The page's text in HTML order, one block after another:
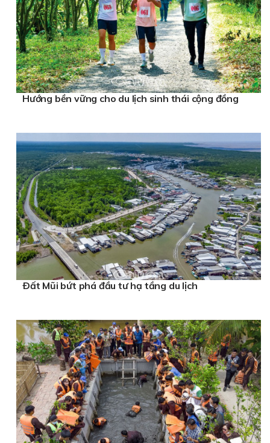
Hướng bền vững cho du lịch sinh thái cộng đồng
Ðất Mũi bứt phá đầu tư hạ tầng du lịch